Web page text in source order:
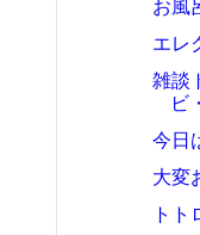
お風
エレ
雑談
ビ
今日
大変
トト